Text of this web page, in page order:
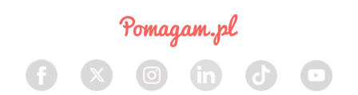
Facebook Twitter Instagram LinkedIn TikTok Youtube